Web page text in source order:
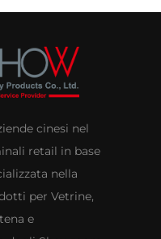
cinesi nel
retail in base
nella
per Vetrine,
e